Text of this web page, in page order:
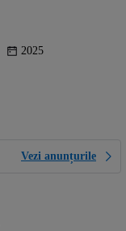
2025
Vezi anunțurile